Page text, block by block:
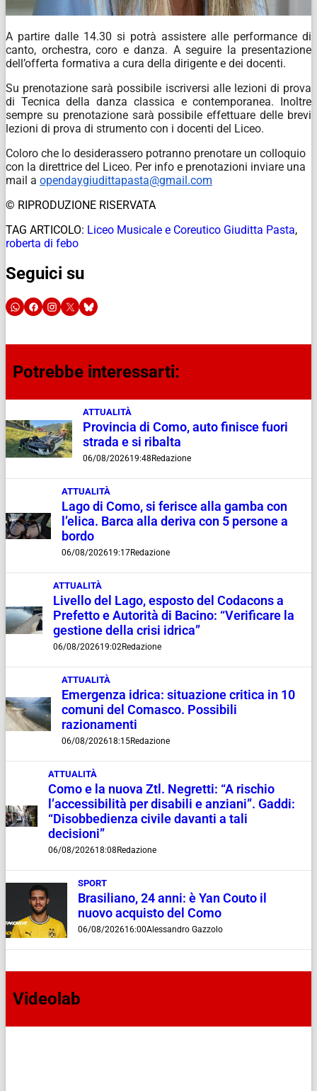
A partire dalle 14.30 si potrà assistere alle performance di
canto, orchestra, coro e danza. A seguire la presentazione
dell’offerta formativa a cura della dirigente e dei docenti.
Su prenotazione sarà possibile iscriversi alle lezioni di prova
di Tecnica della danza classica e contemporanea. Inoltre
sempre su prenotazione sarà possibile effettuare delle brevi
lezioni di prova di strumento con i docenti del Liceo.
Coloro che lo desiderassero potranno prenotare un colloquio
con la direttrice del Liceo. Per info e prenotazioni inviare una
mail a opendaygiudittapasta@gmail.com
© RIPRODUZIONE RISERVATA
TAG ARTICOLO: Liceo Musicale e Coreutico Giuditta Pasta,
roberta di febo
Seguici su
Potrebbe interessarti:
ATTUALITÀ
Provincia di Como, auto finisce fuori
strada e si ribalta
06/08/202619:48 Redazione
ATTUALITÀ
Lago di Como, si ferisce alla gamba con
l’elica. Barca alla deriva con 5 persone a
bordo
06/08/202619:17Redazione
ATTUALITÀ
Livello del Lago, esposto del Codacons a
Prefetto e Autorità di Bacino: “Verificare la
gestione della crisi idrica”
06/08/202619:02Redazione
ATTUALITÀ
Emergenza idrica: situazione critica in 10
comuni del Comasco. Possibili
razionamenti
06/08/202618:15Redazione
ATTUALITÀ
Como e la nuova Ztl. Negretti: “A rischio
l’accessibilità per disabili e anziani”. Gaddi:
“Disobbedienza civile davanti a tali
decisioni”
06/08/202618:08 Redazione
SPORT
Brasiliano, 24 anni: è Yan Couto il
nuovo acquisto del Como
06/08/202616:00Alessandro Gazzolo
Videolab